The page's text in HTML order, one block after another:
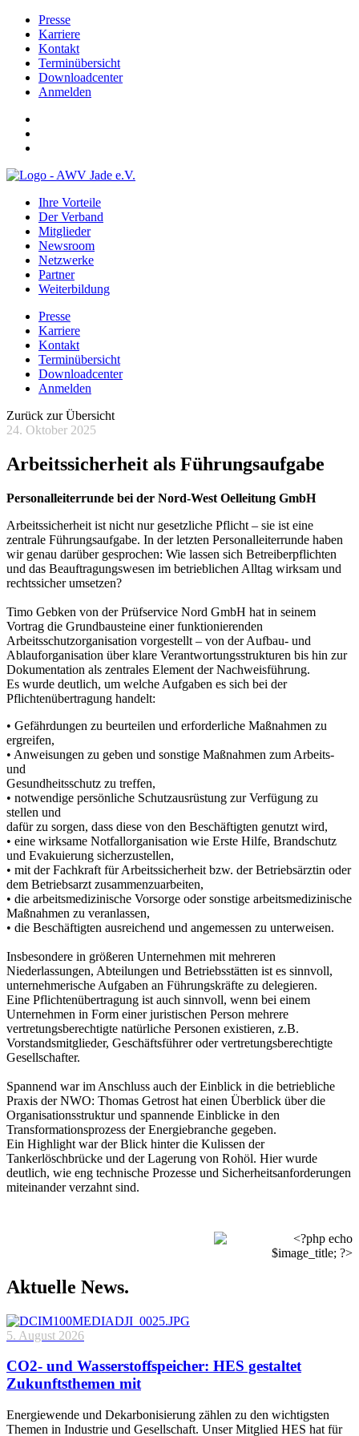
Presse
Karriere
Kontakt
Terminübersicht
Downloadcenter
Anmelden
Ihre Vorteile
Der Verband
Mitglieder
Newsroom
Netzwerke
Partner
Weiterbildung
Presse
Karriere
Kontakt
Terminübersicht
Downloadcenter
Anmelden
Zurück zur Übersicht
24. Oktober 2025
Arbeitssicherheit als Führungsaufgabe
Personalleiterrunde bei der Nord-West Oelleitung GmbH
Arbeitssicherheit ist nicht nur gesetzliche Pflicht – sie ist eine
zentrale Führungsaufgabe. In der letzten Personalleiterrunde haben
wir genau darüber gesprochen: Wie lassen sich Betreiberpflichten
und das Beauftragungswesen im betrieblichen Alltag wirksam und
rechtssicher umsetzen?
Timo Gebken von der Prüfservice Nord GmbH hat in seinem
Vortrag die Grundbausteine einer funktionierenden
Arbeitsschutzorganisation vorgestellt – von der Aufbau- und
Ablauforganisation über klare Verantwortungsstrukturen bis hin zur
Dokumentation als zentrales Element der Nachweisführung.
Es wurde deutlich, um welche Aufgaben es sich bei der
Pflichtenübertragung handelt:
• Gefährdungen zu beurteilen und erforderliche Maßnahmen zu
ergreifen,
• Anweisungen zu geben und sonstige Maßnahmen zum Arbeits-
und
Gesundheitsschutz zu treffen,
• notwendige persönliche Schutzausrüstung zur Verfügung zu
stellen und
dafür zu sorgen, dass diese von den Beschäftigten genutzt wird,
• eine wirksame Notfallorganisation wie Erste Hilfe, Brandschutz
und Evakuierung sicherzustellen,
• mit der Fachkraft für Arbeitssicherheit bzw. der Betriebsärztin oder
dem Betriebsarzt zusammenzuarbeiten,
• die arbeitsmedizinische Vorsorge oder sonstige arbeitsmedizinische
Maßnahmen zu veranlassen,
• die Beschäftigten ausreichend und angemessen zu unterweisen.
Insbesondere in größeren Unternehmen mit mehreren
Niederlassungen, Abteilungen und Betriebsstätten ist es sinnvoll,
unternehmerische Aufgaben an Führungskräfte zu delegieren.
Eine Pflichtenübertragung ist auch sinnvoll, wenn bei einem
Unternehmen in Form einer juristischen Person mehrere
vertretungsberechtigte natürliche Personen existieren, z.B.
Vorstandsmitglieder, Geschäftsführer oder vertretungsberechtigte
Gesellschafter.
Spannend war im Anschluss auch der Einblick in die betriebliche
Praxis der NWO: Thomas Getrost hat einen Überblick über die
Organisationsstruktur und spannende Einblicke in den
Transformationsprozess der Energiebranche gegeben.
Ein Highlight war der Blick hinter die Kulissen der
Tankerlöschbrücke und der Lagerung von Rohöl. Hier wurde
deutlich, wie eng technische Prozesse und Sicherheitsanforderungen
miteinander verzahnt sind.
Aktuelle News.
5. August 2026
CO2- und Wasserstoffspeicher: HES gestaltet
Zukunftsthemen mit
Energiewende und Dekarbonisierung zählen zu den wichtigsten
Themen in Industrie und Gesellschaft. Unser Mitglied HES hat für